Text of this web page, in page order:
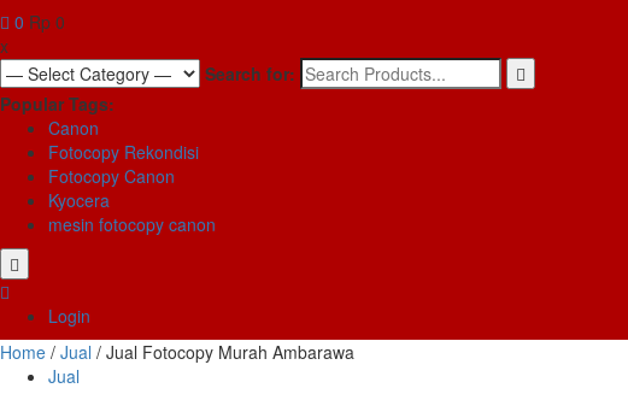
0 Rp 0
x
Search for:
Popular Tags:
Canon
Fotocopy Rekondisi
Fotocopy Canon
Kyocera
mesin fotocopy canon
Login
Home / Jual / Jual Fotocopy Murah Ambarawa
Jual